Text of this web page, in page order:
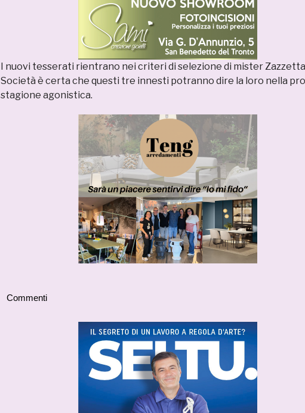
I nuovi tesserati rientrano nei criteri di selezione di mister
Società è certa che questi tre innesti potranno dire la loro nella
stagione agonistica.
Commenti